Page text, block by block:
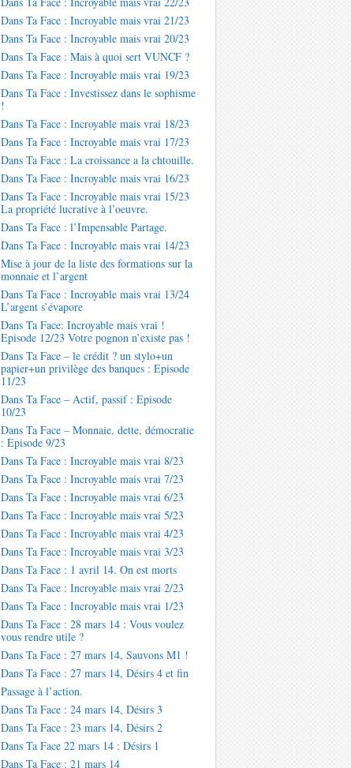
Dans Ta Face : Incroyable mais vrai 21/23
Dans Ta Face : Incroyable mais vrai 20/23
Dans Ta Face : Mais à quoi sert VUNCF ?
Dans Ta Face : Incroyable mais vrai 19/23
Dans Ta Face : Investissez dans le sophisme
!
Dans Ta Face : Incroyable mais vrai 18/23
Dans Ta Face : Incroyable mais vrai 17/23
Dans Ta Face : La croissance a la chtouille.
Dans Ta Face : Incroyable mais vrai 16/23
Dans Ta Face : Incroyable mais vrai 15/23
La propriété lucrative à l’oeuvre.
Dans Ta Face : l’Impensable Partage.
Dans Ta Face : Incroyable mais vrai 14/23
Mise à jour de la liste des formations sur la
monnaie et l’argent
Dans Ta Face : Incroyable mais vrai 13/24
L’argent s’évapore
Dans Ta Face: Incroyable mais vrai !
Episode 12/23 Votre pognon n’existe pas !
Dans Ta Face – le crédit ? un stylo+un
papier+un privilège des banques : Episode
11/23
Dans Ta Face – Actif, passif : Episode
10/23
Dans Ta Face – Monnaie, dette, démocratie
: Episode 9/23
Dans Ta Face : Incroyable mais vrai 8/23
Dans Ta Face : Incroyable mais vrai 7/23
Dans Ta Face : Incroyable mais vrai 6/23
Dans Ta Face : Incroyable mais vrai 5/23
Dans Ta Face : Incroyable mais vrai 4/23
Dans Ta Face : Incroyable mais vrai 3/23
Dans Ta Face : 1 avril 14. On est morts
Dans Ta Face : Incroyable mais vrai 2/23
Dans Ta Face : Incroyable mais vrai 1/23
Dans Ta Face : 28 mars 14 : Vous voulez
vous rendre utile ?
Dans Ta Face : 27 mars 14, Sauvons M1 !
Dans Ta Face : 27 mars 14, Désirs 4 et fin
Passage à l’action.
Dans Ta Face : 24 mars 14, Désirs 3
Dans Ta Face : 23 mars 14, Désirs 2
Dans Ta Face 22 mars 14 : Désirs 1
Dans Ta Face : 21 mars 14